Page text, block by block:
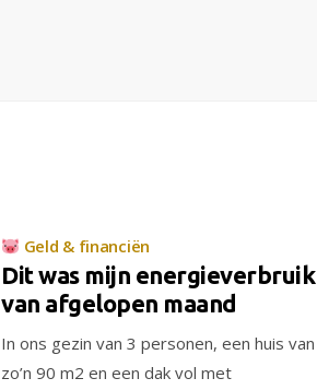
Geld & financiën
Dit was mijn energieverbruik
van afgelopen maand
In ons gezin van 3 personen, een huis van
zo’n 90 m2 en een dak vol met